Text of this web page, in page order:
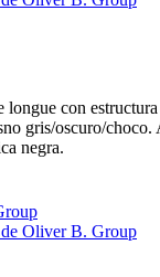
con
gris/oscuro/choco.
negra.